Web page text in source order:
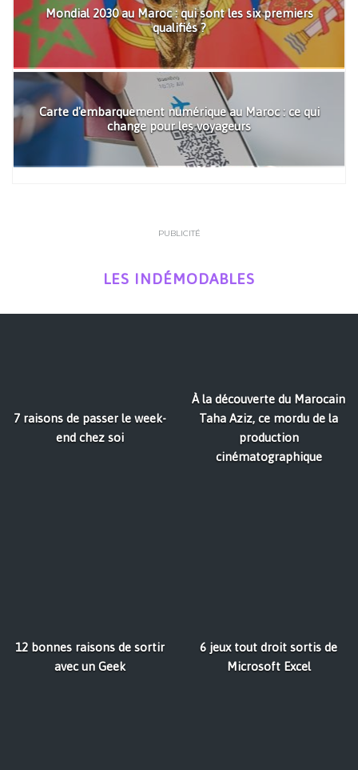
Mondial 2030 au Maroc : qui sont les six premiers
qualifiés ?
Carte d'embarquement numérique au Maroc : ce qui
change pour les voyageurs
PUBLICITÉ
LES INDÉMODABLES
7 raisons de passer le week-
end chez soi
À la découverte du Marocain
Taha Aziz, ce mordu de la
production
cinématographique
12 bonnes raisons de sortir
avec un Geek
6 jeux tout droit sortis de
Microsoft Excel